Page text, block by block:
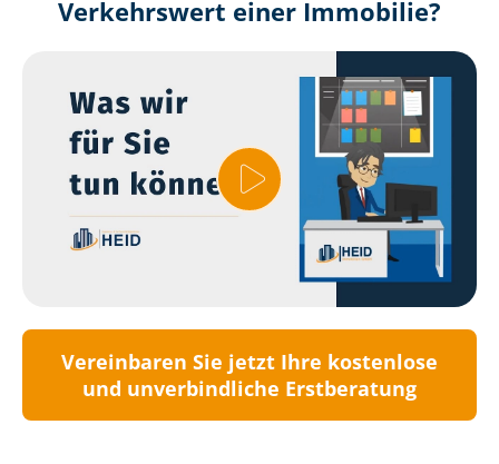
Verkehrswert einer Immobilie?
Vereinbaren Sie jetzt Ihre kostenlose
und unverbindliche Erstberatung